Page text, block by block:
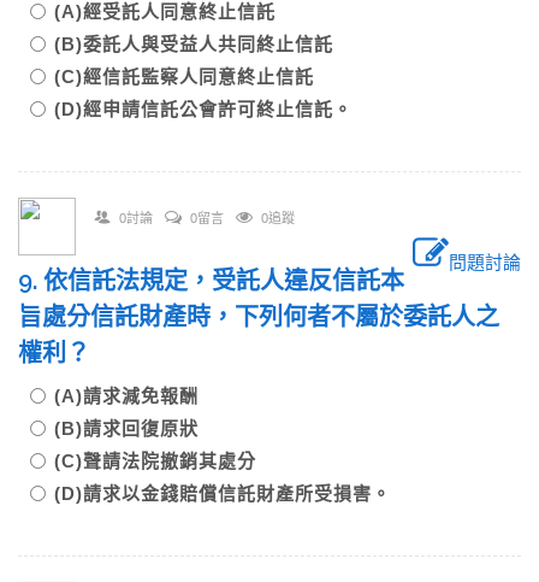
(A)經受託人同意終止信託
(B)委託人與受益人共同終止信託
(C)經信託監察人同意終止信託
(D)經申請信託公會許可終止信託。
0討論 0留言 0追蹤
問題討論
9. 依信託法規定，受託人違反信託本
旨處分信託財產時，下列何者不屬於委託人之
權利？
(A)請求減免報酬
(B)請求回復原狀
(C)聲請法院撤銷其處分
(D)請求以金錢賠償信託財產所受損害。